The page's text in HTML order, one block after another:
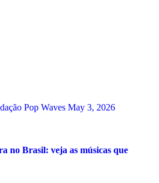
Pop Waves May 3, 2026
no Brasil: veja as músicas que